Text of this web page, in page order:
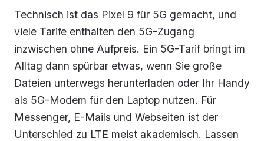
Technisch ist das Pixel 9 für 5G gemacht, und
viele Tarife enthalten den 5G-Zugang
inzwischen ohne Aufpreis. Ein 5G-Tarif bringt im
Alltag dann spürbar etwas, wenn Sie große
Dateien unterwegs herunterladen oder Ihr Handy
als 5G-Modem für den Laptop nutzen. Für
Messenger, E-Mails und Webseiten ist der
Unterschied zu LTE meist akademisch. Lassen